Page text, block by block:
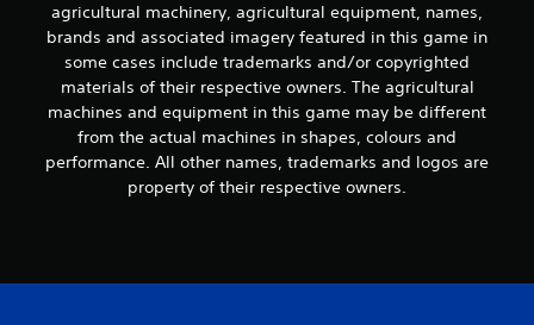
n
g
e
r
agricultural machinery, agricultural equipment, names,
brands and associated imagery featured in this game in
some cases include trademarks and/or copyrighted
materials of their respective owners. The agricultural
machines and equipment in this game may be different
from the actual machines in shapes, colours and
performance. All other names, trademarks and logos are
property of their respective owners.